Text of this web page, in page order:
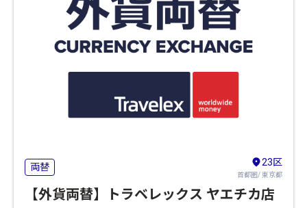
両替 23区
首都圏/ 東京都
【外貨両替】トラベレックス ヤエチカ店